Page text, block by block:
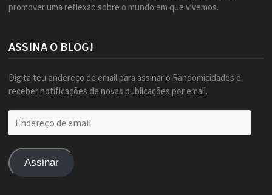
promover uma reflexão sobre o mundo em que vivemos.
ASSINA O BLOG!
Digita teu endereço de email para assinar o Randomicidades e
receber notificações de novas publicações por email.
de
Assinar